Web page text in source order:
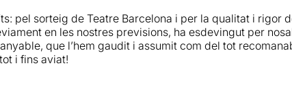
pel sorteig de Teatre Barcelona i per la qualitat i rigor
en les nostres previsions, ha esdevingut per
que l’hem gaudit i assumit com del tot
i fins aviat!